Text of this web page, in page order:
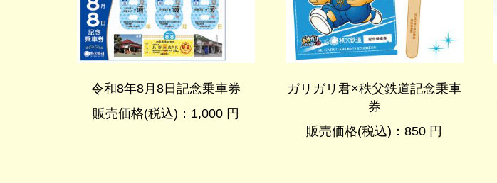
令和8年8月8日記念乗車券
販売価格(税込)：1,000 円
ガリガリ君×秩父鉄道記念乗車
券
販売価格(税込)：850 円